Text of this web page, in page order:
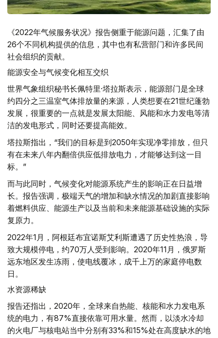
《2022年气候服务状况》报告侧重于能源问题，汇集了由
26个不同机构提供的信息，其中也有私营部门和许多民间
社会组织的贡献。
能源安全与气候变化相互交织
世界气象组织秘书长佩特里·塔拉斯表示，能源部门是全球
约四分之三温室气体排放量的来源，人类想要在21世纪蓬勃
发展，很重要的一点就是发展太阳能、风能和水力发电等清
洁的发电形式，同时还要提高能效。
塔拉斯指出，“我们的目标是到2050年实现净零排放，但只
有在未来八年内翻倍供应低排放电力，才能够达到这一目
标。”
而与此同时，气候变化对能源系统产生的影响正在日益增
长。报告强调，极端天气的增加和缺水情况的加剧直接影响
着燃料供应、能源生产以及当前和未来能源基础设施的实际
复原力。
2022年1月，阿根廷布宜诺斯艾利斯遭遇了历史性热浪，导
致大规模停电，约70万人受到影响。2020年11月，俄罗斯
远东地区发生冻雨，使电线覆冰，成千上万的家庭停电数
日。
水资源稀缺
报告还指出，2020年，全球来自热能、核能和水力发电系
统的电力，有87%直接依靠可用水量。然而，以淡水冷却
的火电厂与核电站当中分别有33%和15%处在高度缺水的地